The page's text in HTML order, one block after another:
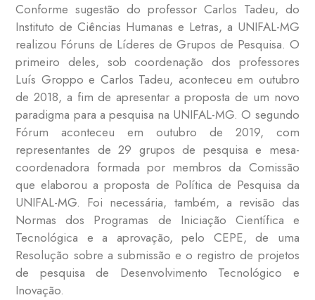
Conforme sugestão do professor Carlos Tadeu, do
Instituto de Ciências Humanas e Letras, a UNIFAL-MG
realizou Fóruns de Líderes de Grupos de Pesquisa. O
primeiro deles, sob coordenação dos professores
Luís Groppo e Carlos Tadeu, aconteceu em outubro
de 2018, a fim de apresentar a proposta de um novo
paradigma para a pesquisa na UNIFAL-MG. O segundo
Fórum aconteceu em outubro de 2019, com
representantes de 29 grupos de pesquisa e mesa-
coordenadora formada por membros da Comissão
que elaborou a proposta de Política de Pesquisa da
UNIFAL-MG. Foi necessária, também, a revisão das
Normas dos Programas de Iniciação Científica e
Tecnológica e a aprovação, pelo CEPE, de uma
Resolução sobre a submissão e o registro de projetos
de pesquisa de Desenvolvimento Tecnológico e
Inovação.